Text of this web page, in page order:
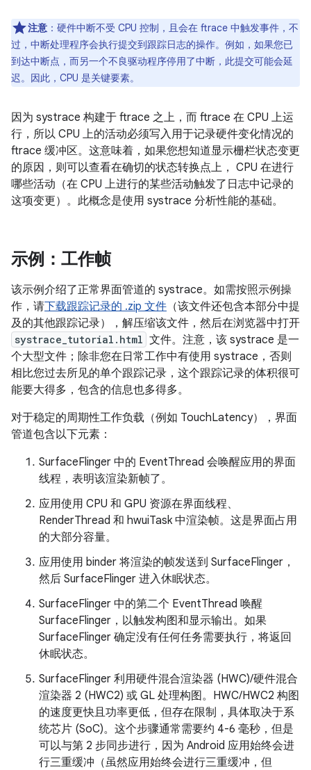
注意 ：硬件中断不受 CPU 控制，且会在 ftrace 中触发事件，不
过，中断处理程序会执行提交到跟踪日志的操作。例如，如果您已
到达中断点，而另一个不良驱动程序停用了中断，此提交可能会延
迟。因此，CPU 是关键要素。
因为 systrace 构建于 ftrace 之上，而 ftrace 在 CPU 上运
行，所以 CPU 上的活动必须写入用于记录硬件变化情况的
ftrace 缓冲区。这意味着，如果您想知道显示栅栏状态变更
的原因，则可以查看在确切的状态转换点上， CPU 在进行
哪些活动（在 CPU 上进行的某些活动触发了日志中记录的
这项变更）。此概念是使用 systrace 分析性能的基础。
示例：工作帧
该示例介绍了正常界面管道的 systrace。如需按照示例操
作，请下载跟踪记录的 .zip 文件 （该文件还包含本部分中提
及的其他跟踪记录），解压缩该文件，然后在浏览器中打开
systrace_tutorial.html 文件。注意，该 systrace 是一
个大型文件；除非您在日常工作中有使用 systrace，否则
相比您过去所见的单个跟踪记录，这个跟踪记录的体积很可
能要大得多，包含的信息也多得多。
对于稳定的周期性工作负载（例如 TouchLatency），界面
管道包含以下元素：
SurfaceFlinger 中的 EventThread 会唤醒应用的界面
线程，表明该渲染新帧了。
应用使用 CPU 和 GPU 资源在界面线程、
RenderThread 和 hwuiTask 中渲染帧。这是界面占用
的大部分容量。
应用使用 binder 将渲染的帧发送到 SurfaceFlinger，
然后 SurfaceFlinger 进入休眠状态。
SurfaceFlinger 中的第二个 EventThread 唤醒
SurfaceFlinger，以触发构图和显示输出。如果
SurfaceFlinger 确定没有任何任务需要执行，将返回
休眠状态。
SurfaceFlinger 利用硬件混合渲染器 (HWC)/硬件混合
渲染器 2 (HWC2) 或 GL 处理构图。HWC/HWC2 构图
的速度更快且功率更低，但存在限制，具体取决于系
统芯片 (SoC)。这个步骤通常需要约 4-6 毫秒，但是
可以与第 2 步同步进行，因为 Android 应用始终会进
行三重缓冲（虽然应用始终会进行三重缓冲，但